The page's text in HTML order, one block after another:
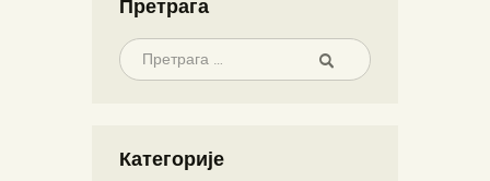
Претрага
Категорије